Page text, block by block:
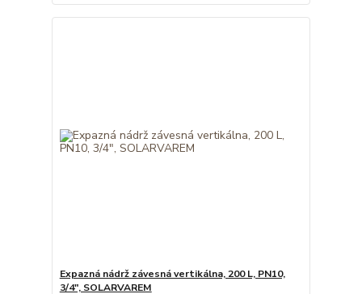
Expazná nádrž závesná vertikálna, 200 L, PN10,
3/4", SOLARVAREM